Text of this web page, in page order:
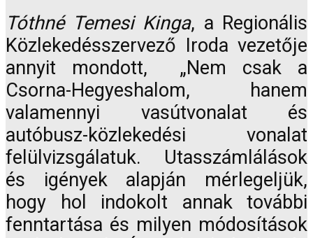
Tóthné Temesi Kinga, a Regionális
Közlekedésszervező Iroda vezetője
annyit mondott, „Nem csak a
Csorna-Hegyeshalom, hanem
valamennyi vasútvonalat és
autóbusz-közlekedési vonalat
felülvizsgálatuk. Utasszámlálások
és igények alapján mérlegeljük,
hogy hol indokolt annak további
fenntartása és milyen módosítások